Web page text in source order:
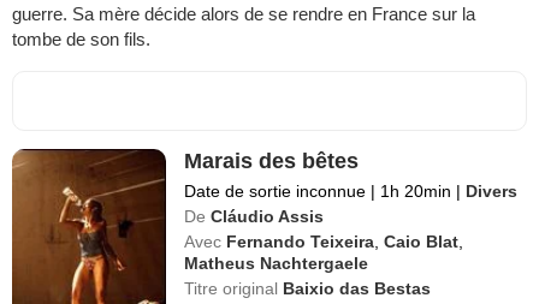
guerre. Sa mère décide alors de se rendre en France sur la
tombe de son fils.
Marais des bêtes
Date de sortie inconnue | 1h 20min | Divers
De Cláudio Assis
Avec Fernando Teixeira ,Caio Blat
Matheus Nachtergaele
Titre original Baixio das Bestas